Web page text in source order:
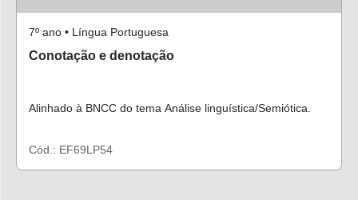
7º ano • Língua Portuguesa
Conotação e denotação
Alinhado à BNCC do tema Análise linguística/Semiótica.
Cód.: EF69LP54